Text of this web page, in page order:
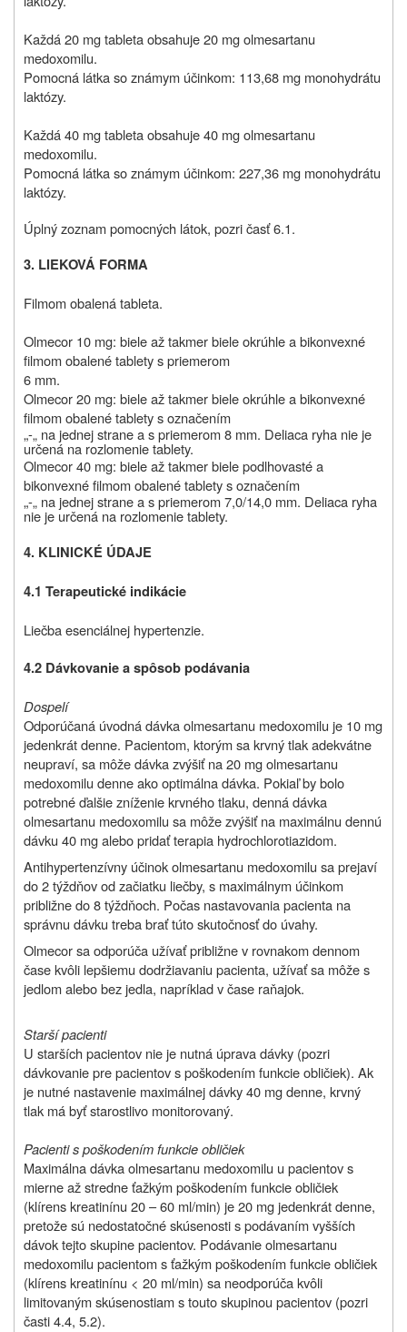
Každá 20 mg tableta obsahuje 20 mg olmesartanu
medoxomilu.
Pomocná látka so známym účinkom: 113,68 mg monohydrátu
laktózy.
Každá 40 mg tableta obsahuje 40 mg olmesartanu
medoxomilu.
Pomocná látka so známym účinkom: 227,36 mg monohydrátu
laktózy.
Úplný zoznam pomocných látok, pozri časť 6.1.
3. LIEKOVÁ FORMA
Filmom obalená tableta.
Olmecor 10 mg: biele až takmer biele okrúhle a bikonvexné
filmom obalené tablety s priemerom
6 mm.
Olmecor 20 mg: biele až takmer biele okrúhle a bikonvexné
filmom obalené tablety s označením
„-„ na jednej strane a s priemerom 8 mm. Deliaca ryha nie je
určená na rozlomenie tablety.
Olmecor 40 mg: biele až takmer biele podlhovasté a
bikonvexné filmom obalené tablety s označením
„-„ na jednej strane a s priemerom 7,0/14,0 mm. Deliaca ryha
nie je určená na rozlomenie tablety.
4. KLINICKÉ ÚDAJE
4.1 Terapeutické indikácie
Liečba esenciálnej hypertenzie.
4.2 Dávkovanie a spôsob podávania
Dospelí
Odporúčaná úvodná dávka olmesartanu medoxomilu je 10 mg
jedenkrát denne. Pacientom, ktorým sa krvný tlak adekvátne
neupraví, sa môže dávka zvýšiť na 20 mg olmesartanu
medoxomilu denne ako optimálna dávka. Pokiaľ by bolo
potrebné ďalšie zníženie krvného tlaku, denná dávka
olmesartanu medoxomilu sa môže zvýšiť na maximálnu dennú
dávku 40 mg alebo pridať terapia hydrochlorotiazidom.
Antihypertenzívny účinok olmesartanu medoxomilu sa prejaví
do 2 týždňov od začiatku liečby, s maximálnym účinkom
približne do 8 týždňoch. Počas nastavovania pacienta na
správnu dávku treba brať túto skutočnosť do úvahy.
Olmecor sa odporúča užívať približne v rovnakom dennom
čase kvôli lepšiemu dodržiavaniu pacienta, užívať sa môže s
jedlom alebo bez jedla, napríklad v čase raňajok.
Starší pacienti
U starších pacientov nie je nutná úprava dávky (pozri
dávkovanie pre pacientov s poškodením funkcie obličiek). Ak
je nutné nastavenie maximálnej dávky 40 mg denne, krvný
tlak má byť starostlivo monitorovaný.
Pacienti s poškodením funkcie obličiek
Maximálna dávka olmesartanu medoxomilu u pacientov s
mierne až stredne ťažkým poškodením funkcie obličiek
(klírens kreatinínu 20 – 60 ml/min) je 20 mg jedenkrát denne,
pretože sú nedostatočné skúsenosti s podávaním vyšších
dávok tejto skupine pacientov. Podávanie olmesartanu
medoxomilu pacientom s ťažkým poškodením funkcie obličiek
(klírens kreatinínu < 20 ml/min) sa neodporúča kvôli
limitovaným skúsenostiam s touto skupinou pacientov (pozri
časti 4.4, 5.2).